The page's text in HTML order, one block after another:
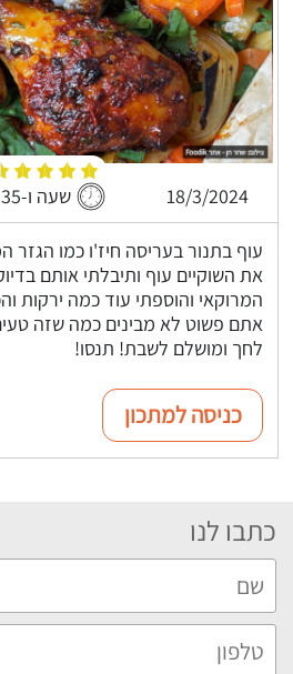
18/3/2024 שעה ו-35 דקות
עוף בתנור בעריסה חיז'ו כמו הגזר
את השוקיים עוף ותיבלתי אותם
המרוקאי והוספתי עוד כמה ירקות
אתם פשוט לא מבינים כמה שזה
לחך ומושלם לשבת! תנסו!
כניסה למתכון
כתבו לנו